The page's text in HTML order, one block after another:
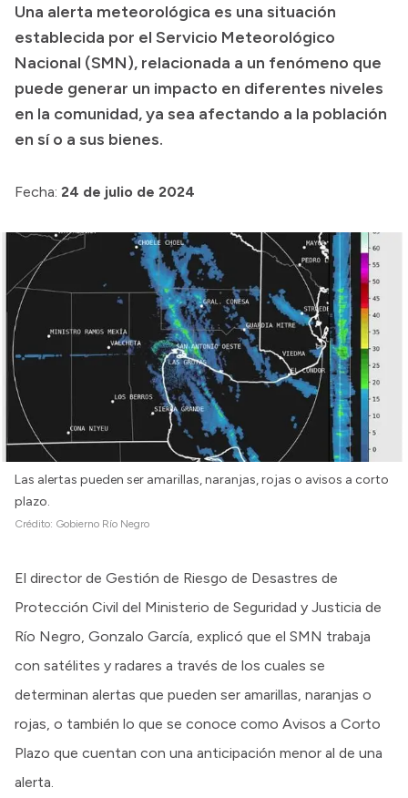
Boletín Oficial
Compras y licitaciones
Consulta de expedientes
Consulta de pago a proveedores
Convocatorias
Una alerta meteorológica es una situación
establecida por el Servicio Meteorológico
Nacional (SMN), relacionada a un fenómeno que
puede generar un impacto en diferentes niveles
en la comunidad, ya sea afectando a la población
en sí o a sus bienes.
Fecha: 24 de julio de 2024
Las alertas pueden ser amarillas, naranjas, rojas o avisos a corto
plazo.
Crédito: Gobierno Río Negro
El director de Gestión de Riesgo de Desastres de
Protección Civil del Ministerio de Seguridad y Justicia de
Río Negro, Gonzalo García, explicó que el SMN trabaja
con satélites y radares a través de los cuales se
determinan alertas que pueden ser amarillas, naranjas o
rojas, o también lo que se conoce como Avisos a Corto
Plazo que cuentan con una anticipación menor al de una
alerta.